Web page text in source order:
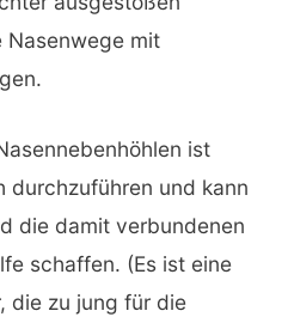
Nasenwege mit
ist
durchzuführen und kann
die damit verbundenen
schaffen. (Es ist eine
die zu jung für die